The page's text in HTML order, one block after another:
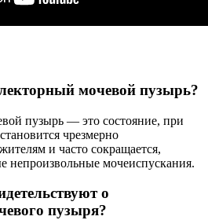
мочевой пузырь?
пузырь — это состояние, при
чрезмерно
и часто сокращается,
непроизвольные мочеиспускания.
о
пузыря?